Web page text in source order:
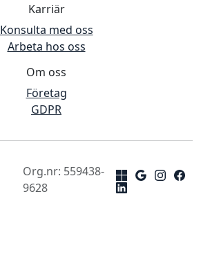
Karriär
Konsulta med oss
Arbeta hos oss
Om oss
Företag
GDPR
Org.nr: 559438-
9628